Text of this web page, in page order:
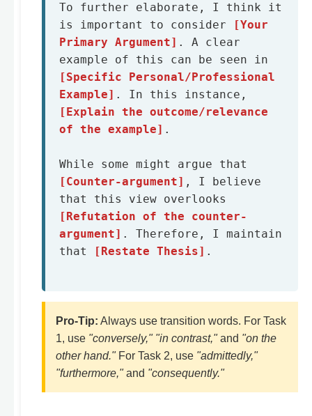
To further elaborate, I think it
is important to consider
[Your
Primary Argument] . A clear
[Specific Personal/Professional
Example]
[Explain the outcome/relevance
of the example] .
[Counter-argument] , I believe
[Refutation of the counter-
argument] . Therefore, I maintain
that
[Restate Thesis] .
Pro-Tip: Always use transition words. For Task
1, use "conversely," "in contrast,"and "on the
other hand."For Task 2, use "admittedly,"
"furthermore,"and "consequently."